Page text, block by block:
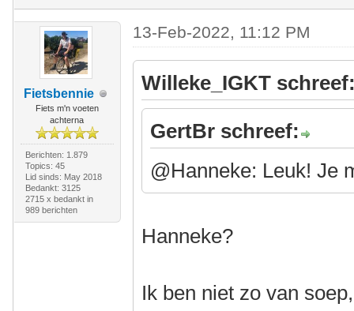
Fietsbennie
Fiets m'n voeten
achterna
Berichten: 1.879
Topics: 45
Lid sinds: May 2018
Bedankt: 3125
2715 x bedankt in
989 berichten
13-Feb-2022, 11:12 PM
Willeke_IGKT
GertBr schreef:
@Hanneke: Leuk! Je
Hanneke?
Ik ben niet zo van